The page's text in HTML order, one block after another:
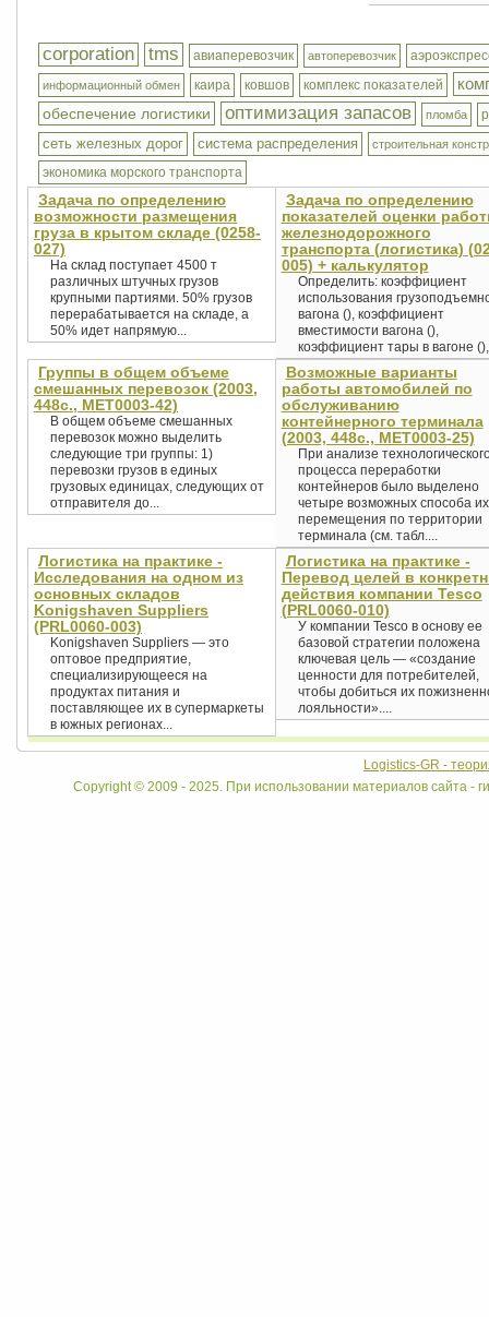
corporation tms авиаперевозчик автоперевозчик
информационный обмен каира ковшов комплекс показателей
обеспечение логистики оптимизация запасов пломба
сеть железных дорог система распределения строительная
экономика морского транспорта
Задача по определению
возможности размещения
груза в крытом складе (0258-
027)
На склад поступает 4500 т
различных штучных грузов
крупными партиями. 50% грузов
перерабатывается на складе, a
50% идет напрямую...
Задача по определению
показателей оценки
железнодорожного
транспорта (логистика)
005) + калькулятор
Определить: коэффициент
использования
вагона (), коэффициент
вместимости вагона (),
коэффициент тары в вагоне
Группы в общем объеме
смешанных перевозок (2003,
448с., MET0003-42)
В общем объеме смешанных
перевозок можно выделить
следующие три группы: 1)
перевозки грузов в единых
грузовых единицах, следующих от
отправителя до...
Возможные варианты
работы автомобилей по
обслуживанию
контейнерного терминала
(2003, 448с., MET0003-25)
При анализе
процесса переработки
контейнеров было выделено
четыре возможных способа их
перемещения по территории
терминала (см. табл....
Логистика на практике -
Исследования на одном из
основных складов
Konigshaven Suppliers
(PRL0060-003)
Konigshaven Suppliers — это
оптовое предприятие,
специализирующееся на
продуктах питания и
поставляющее их в супермаркеты
в южных регионах...
Логистика на практике -
Перевод целей в
действия компании Tesco
(PRL0060-010)
У компании Tesco в основу ее
базовой стратегии положена
ключевая цель — «создание
ценности для потребителей,
чтобы добиться их
лояльности»....
Logistics-GR -
Copyright © 2009 - 2025. При использовании материалов сайта -